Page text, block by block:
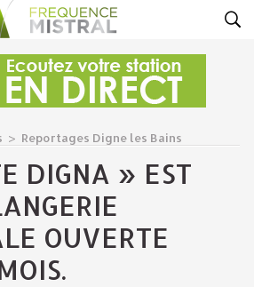
> Reportages Digne les Bains
DIGNA » EST
OUVERTE